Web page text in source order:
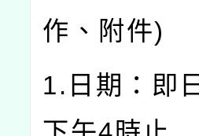
作、附件)
1.日期：即